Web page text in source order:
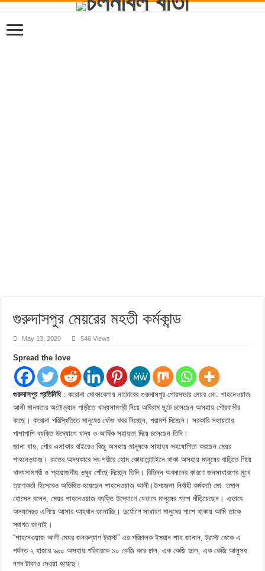
গুরুদাসপুর মেয়রের মহতী কর্মকান্ড
May 13, 2020 546 Views
Spread the love
গুরুদাসপুর প্রতিনিধি: করোনা মোকাবেলায় নাটোরের গুরুদাসপুর পৌরসভার মেয়র মো. শাহনেওয়াজ
আলী মানবতার অটোভ্যান গাড়ীতে খাদ্যসামগ্রী নিয়ে অবিরাম ছুটে চলেছেন অসহায় পৌরবাসীর
কাছে। করোনা পরিস্থিতিতে মানুষের খোঁজ খবর নিচ্ছেন, পরামর্শ দিচ্ছেন। সরকারি সহায়তার
পাশাপাশি ব্যক্তি উদ্যোগে খাদ্য ও আর্থিক সহায়তা দিয়ে চলেছেন তিনি।
জানা যায়, পৌর এলাকার বাইরেও কিছু অসহায় মানুষকে সাহায্য সহযোগিতা করছেন মেয়র
শাহনেওয়াজ। রাতের অন্ধকারে স্ব-শরীরে হোম কোয়ারেন্টাইনে থাকা অসহায় মানুষের বাড়িতে গিয়ে
খাদ্যসামগ্রী ও প্রয়োজনীয় ওষুধ পৌঁছে দিচ্ছেন তিনি। বিভিন্ন অবদানের কারণে জনসাধারণের মুখে
ত্রাণকর্তা হিসেবেও অভিহিত হয়েছেন শাহনেওয়াজ আলী।উপজেলা নির্বাহী কর্মকর্তা মো. তমাল
হোসেন বলেন, মেয়র শাহনেওয়াজ ব্যক্তি উদ্যোগে যেভাবে মানুষের পাশে দাঁড়িয়েছেন। এভাবে
অন্যদেরও এগিয়ে আসার আহবান জানাচ্ছি। দুর্যোগে সাধারণ মানুষের পাশে থাকায় আমি তাকে
স্বাগত জানাই।
“শাহনেওয়াজ আলী মেয়র জনকল্যাণ ট্রাস্ট” এর পরিচালক ইমরান শাহ জানান, ট্রাস্ট থেকে এ
পর্যন্ত ২ হাজার ৯৯০ অসহায় পরিবারকে ১০ কেজি করে চাল, এক কেজি ডাল, এক কেজি আলুসহ
নগদ টাকাও দেওয়া হয়েছে।